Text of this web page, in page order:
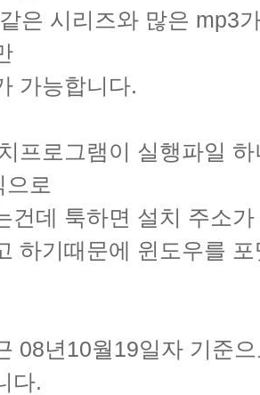
은 시리즈와 많은 mp3
가능합니다.
프로그램이 실행파일
로
건데 툭하면 설치 주소
하기때문에 윈도우를
08년10월19일자 기준
다.